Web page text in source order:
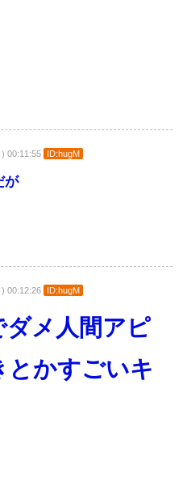
) 00:11:55 ID:hugM
が
) 00:12:26 ID:hugM
メ人間アピ
とかすごいキ